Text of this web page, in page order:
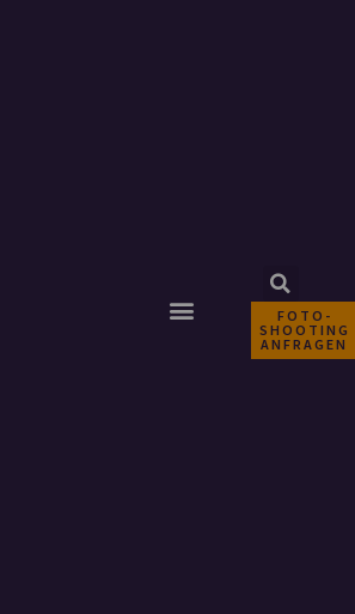
FOTO-
SHOOTING
ANFRAGEN